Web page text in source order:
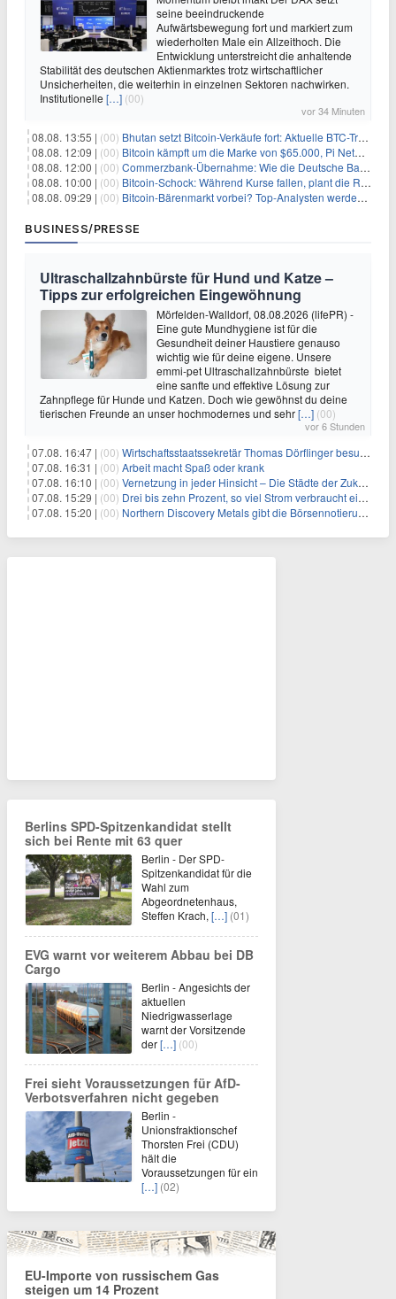
seine beeindruckende
Aufwärtsbewegung fort und markiert zum
wiederholten Male ein Allzeithoch. Die
Entwicklung unterstreicht die anhaltende
Stabilität des deutschen Aktienmarktes trotz wirtschaftlicher
Unsicherheiten, die weiterhin in einzelnen Sektoren nachwirken.
Institutionelle […] (00)
vor 34 Minuten
08.08. 13:55 | (00) Bhutan setzt Bitcoin-Verkäufe fort: Aktuelle BTC-Transaktionen
08.08. 12:09 | (00) Bitcoin kämpft um die Marke von $65.000, Pi Network gewinnt an Unterstützung
08.08. 12:00 | (00) Commerzbank-Übernahme: Wie die Deutsche Bank im Schatten zum großen Gewinner wird
08.08. 10:00 | (00) Bitcoin-Schock: Während Kurse fallen, plant die Regierung die Steuer-Bombe
08.08. 09:29 | (00) Bitcoin-Bärenmarkt vorbei? Top-Analysten werden optimistisch, aber die Geschichte sagt etwas anderes
BUSINESS/PRESSE
Ultraschallzahnbürste für Hund und Katze –
Tipps zur erfolgreichen Eingewöhnung
Mörfelden-Walldorf, 08.08.2026 (lifePR) -
Eine gute Mundhygiene ist für die
Gesundheit deiner Haustiere genauso
wichtig wie für deine eigene. Unsere
emmi-pet Ultraschallzahnbürste bietet
eine sanfte und effektive Lösung zur
Zahnpflege für Hunde und Katzen. Doch wie gewöhnst du deine
tierischen Freunde an unser hochmodernes und sehr[…] (00)
vor 6 Stunden
07.08. 16:47 | (00) Wirtschaftsstaatssekretär Thomas Dörflinger besucht Handwerksbetrieb im Kammerbezirk Freiburg
07.08. 16:31 | (00) Arbeit macht Spaß oder krank
07.08. 16:10 | (00) Vernetzung in jeder Hinsicht – Die Städte der Zukunft sind grün-blau
07.08. 15:29 | (00) Drei bis zehn Prozent, so viel Strom verbraucht ein Aufzug im Gebäude
07.08. 15:20 | (00) Northern Discovery Metals gibt die Börsennotierung an der Frankfurter Wertpapierbörse bekannt
Berlins SPD-Spitzenkandidat stellt
sich bei Rente mit 63 quer
Berlin - Der SPD-
Spitzenkandidat für die
Wahl zum
Abgeordnetenhaus,
Steffen Krach, […] (01)
EVG warnt vor weiterem Abbau bei DB
Cargo
Berlin - Angesichts der
aktuellen
Niedrigwasserlage
warnt der Vorsitzende
der[…] (00)
Frei sieht Voraussetzungen für AfD-
Verbotsverfahren nicht gegeben
Berlin -
Unionsfraktionschef
Thorsten Frei (CDU)
hält die
Voraussetzungen für ein
[…] (02)
EU-Importe von russischem Gas
steigen um 14 Prozent